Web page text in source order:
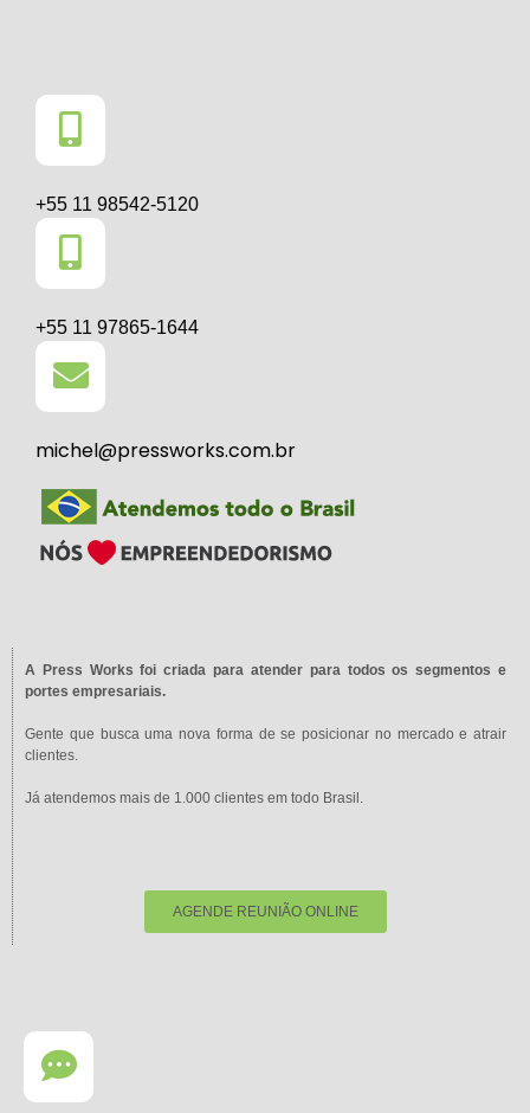
+55 11 98542-5120
+55 11 97865-1644
michel@pressworks.com.br
A Press Works foi criada para atender para todos os segmentos e
portes empresariais.
Gente que busca uma nova forma de se posicionar no mercado e atrair
clientes.
Já atendemos mais de 1.000 clientes em todo Brasil.
AGENDE REUNIÃO ONLINE